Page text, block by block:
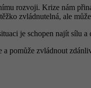
rozvoji. Krize nám
zvládnutelná, ale
je schopen najít sílu
pomůže zvládnout